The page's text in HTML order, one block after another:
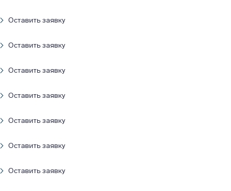
Оставить заявку
Оставить заявку
Оставить заявку
Оставить заявку
Оставить заявку
Оставить заявку
Оставить заявку